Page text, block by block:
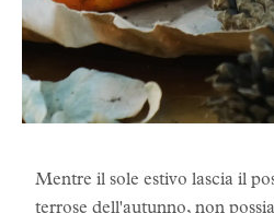
Mentre il sole estivo lascia il